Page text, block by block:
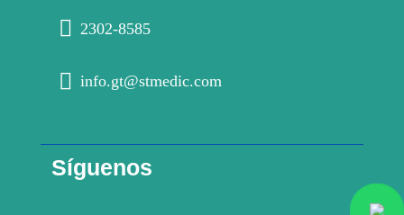
2302-8585
info.gt@stmedic.com
Síguenos